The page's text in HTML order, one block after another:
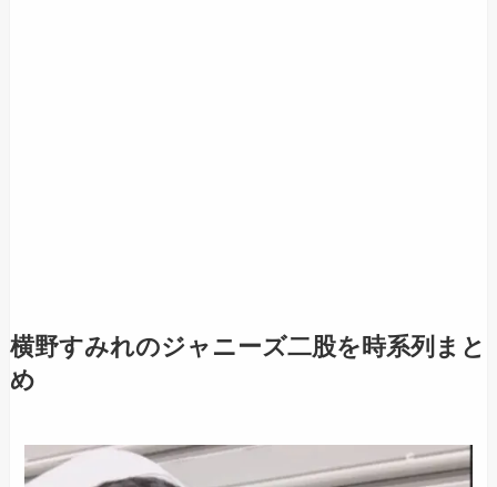
横野すみれのジャニーズ二股を時系列まと
め